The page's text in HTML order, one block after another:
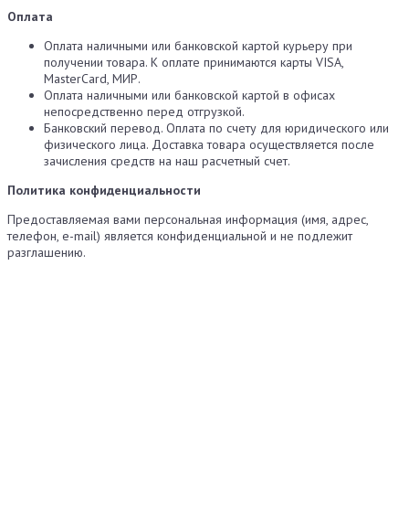
Оплата
Оплата наличными или банковской картой курьеру при
получении товара. К оплате принимаются карты VISA,
MasterCard, МИР.
Оплата наличными или банковской картой в офисах
непосредственно перед отгрузкой.
Банковский перевод. Оплата по счету для юридического или
физического лица. Доставка товара осуществляется после
зачисления средств на наш расчетный счет.
Политика конфиденциальности
Предоставляемая вами персональная информация (имя, адрес,
телефон, e-mail) является конфиденциальной и не подлежит
разглашению.